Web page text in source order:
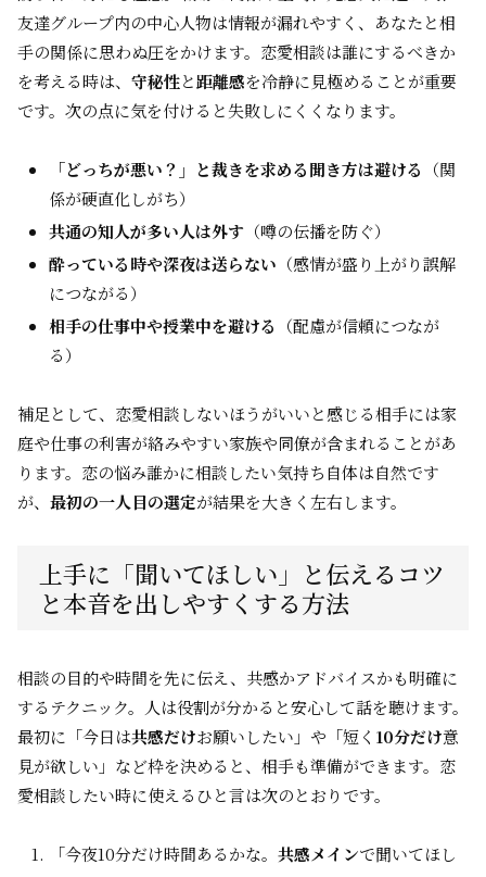
友達グループ内の中心人物は情報が漏れやすく、あなたと相
手の関係に思わぬ圧をかけます。恋愛相談は誰にするべきか
を考える時は、 守秘性と距離感を冷静に見極めることが重要
です。次の点に気を付けると失敗しにくくなります。
「どっちが悪い？」と裁きを求める聞き方は避ける
（関
係が硬直化しがち）
共通の知人が多い人は外す （噂の伝播を防ぐ）
酔っている時や深夜は送らない （感情が盛り上がり誤解
につながる）
相手の仕事中や授業中を避ける
（配慮が信頼につなが
る）
補足として、恋愛相談しないほうがいいと感じる相手には家
庭や仕事の利害が絡みやすい家族や同僚が含まれることがあ
ります。恋の悩み誰かに相談したい気持ち自体は自然です
が、 最初の一人目の選定が結果を大きく左右します。
上手に「聞いてほしい」と伝えるコツ
と本音を出しやすくする方法
相談の目的や時間を先に伝え、共感かアドバイスかも明確に
するテクニック。人は役割が分かると安心して話を聴けます。
最初に「今日は共感だけお願いしたい」や「短く 10分だけ意
見が欲しい」など枠を決めると、相手も準備ができます。恋
愛相談したい時に使えるひと言は次のとおりです。
「今夜10分だけ時間あるかな。 共感メインで聞いてほし